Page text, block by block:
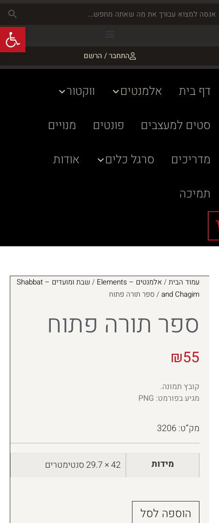
התחבר / הרשם
דף בית אלמנטים
ווקטור
סטים למעצבים
פונטים
מנויים
מדריכים
סרגל כלים
אודות
תמיכה
עמוד הבית/אלמנטים – Elements /
שבת ומועדים – Shabbat
and Chagim/ ספר תורה פתוח
ספר תורה פתוח
₪55
קובץ תמונה.
מגיע בפורמט: PNG
מק”ט: 3206
מידות 42 × 29.7 סנטימטרים
הוספה לסל